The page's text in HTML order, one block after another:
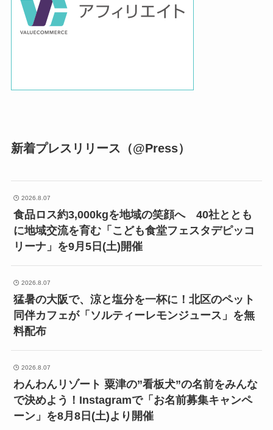
新着プレスリリース（@Press）
2026.8.07
食品ロス約3,000kgを地域の笑顔へ 40社ととも
に地域交流を育む「こども食堂フェスタデピッコ
リーナ」を9月5日(土)開催
2026.8.07
猛暑の大阪で、涼と塩分を一杯に！北区のペット
同伴カフェが「ソルティーレモンジュース」を無
料配布
2026.8.07
わんわんリゾート 粟津の”看板犬”の名前をみんな
で決めよう！Instagramで「お名前募集キャンペ
ーン」を8月8日(土)より開催